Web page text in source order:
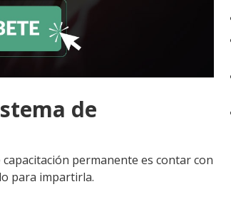
de
permanente es contar con
para impartirla.